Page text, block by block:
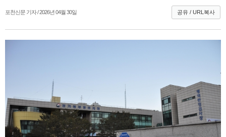
포천신문 기자 / 2026년 04월 30일 공유 / URL복사